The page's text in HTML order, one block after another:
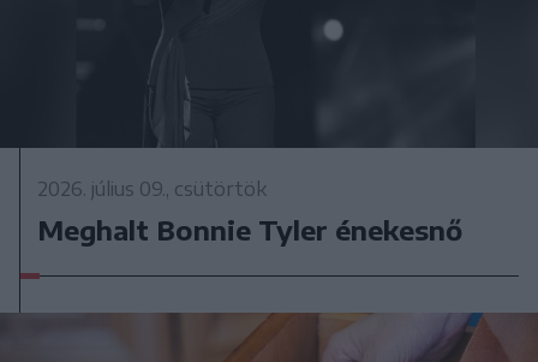
2026. július 09., csütörtök
Meghalt Bonnie Tyler énekesnő